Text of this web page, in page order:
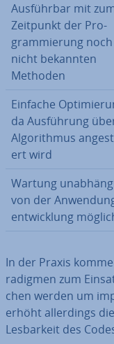
Aus­führ­bar mit
Zeitpunkt der Pro­
gram­mie­rung noch
nicht bekannten
Methoden
Einfache
da Aus­füh­rung
Al­go­rith­mus
ert wird
Wartung
von der
ent­wick­lung
In der Praxis
ra­dig­men zum
chen werden um
erhöht al­ler­dings die
Les­bar­keit des